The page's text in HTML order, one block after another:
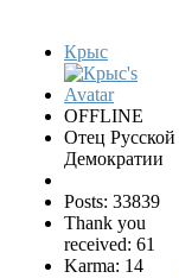
Крыс
OFFLINE
Отец Русской
Демократии
Posts: 33839
Thank you
received: 61
Karma: 14